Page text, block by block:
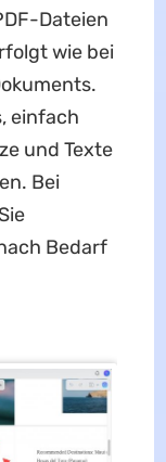
Dateien
wie bei
einfach
und Texte
Bei
Bedarf